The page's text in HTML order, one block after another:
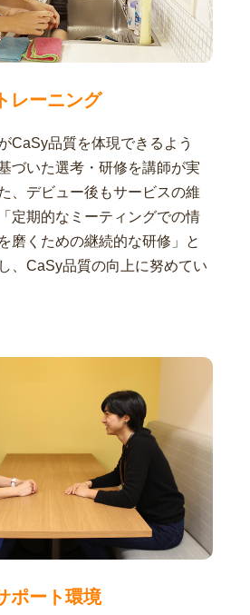
トレーニング
CaSy品質を体現できるよう
づいた選考・研修を講師が実
、デビュー後もサービスの維
定期的なミーティングでの情
磨くための継続的な研修」と
、CaSy品質の向上に努めてい
ポート環境